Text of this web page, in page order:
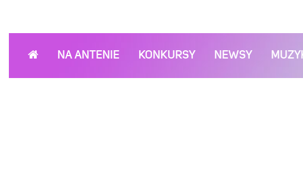
NA ANTENIE KONKURSY NEWSY